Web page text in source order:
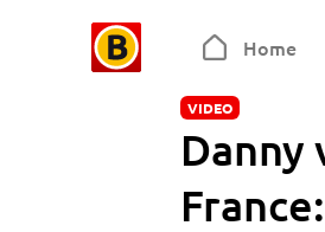
Home
VIDEO
Danny